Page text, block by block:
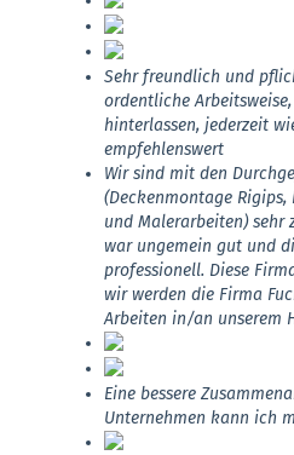
Sehr freundlich und
ordentliche
hinterlassen, jederzeit
empfehlenswert
Wir sind mit den
(Deckenmontage Rigips,
und Malerarbeiten) sehr
war ungemein gut und
professionell. Diese
wir werden die Firma
Arbeiten in/an unserem
Eine bessere
Unternehmen kann ich